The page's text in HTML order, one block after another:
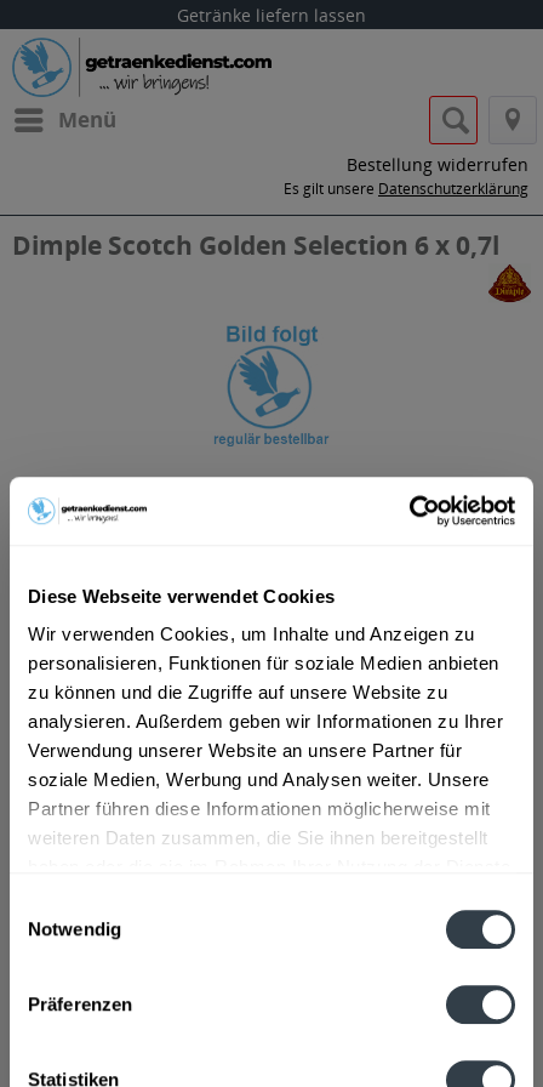
Diese Webseite verwendet Cookies
Wir verwenden Cookies, um Inhalte und Anzeigen zu
personalisieren, Funktionen für soziale Medien anbieten
zu können und die Zugriffe auf unsere Website zu
analysieren. Außerdem geben wir Informationen zu Ihrer
Verwendung unserer Website an unsere Partner für
soziale Medien, Werbung und Analysen weiter. Unsere
Partner führen diese Informationen möglicherweise mit
weiteren Daten zusammen, die Sie ihnen bereitgestellt
Notwendig
Präferenzen
Statistiken
Getränke liefern lassen
Menü
Bestellung widerrufen
Es gilt unsere Datenschutzerklärung
Dimple Scotch Golden Selection 6 x 0,7l
ab 101,01 € *
Inhalt:4.2 Liter (24,05 € * / 1 Liter)
inkl. MwSt.ggf. zzgl. Erschwerniszuschlag
Vorrätig
In den Warenkorb
Artikel-Nr.:
24359
Verfügbar in:
mehr
Fragen zum Artikel?